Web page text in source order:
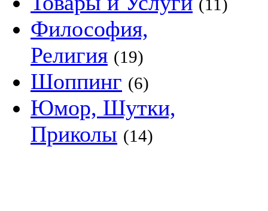
(11)
Философия,
Религия (19)
Шоппинг (6)
Юмор, Шутки,
Приколы (14)